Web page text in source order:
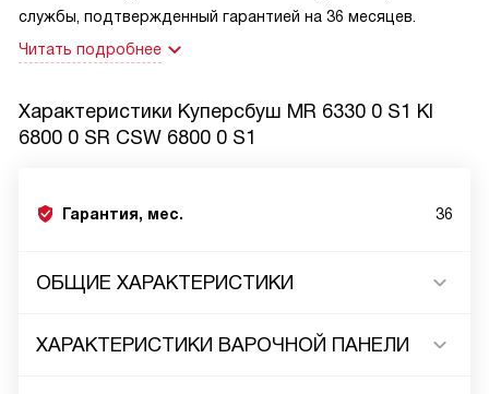
службы, подтвержденный гарантией на 36 месяцев.
Читать подробнее
Характеристики Куперсбуш MR 6330 0 S1 KI
6800 0 SR CSW 6800 0 S1
Гарантия, мес. 36
ОБЩИЕ ХАРАКТЕРИСТИКИ
ХАРАКТЕРИСТИКИ ВАРОЧНОЙ ПАНЕЛИ